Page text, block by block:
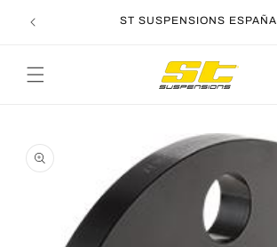
directamente
ST SUSPENSIONS ESPAÑA
a la
información